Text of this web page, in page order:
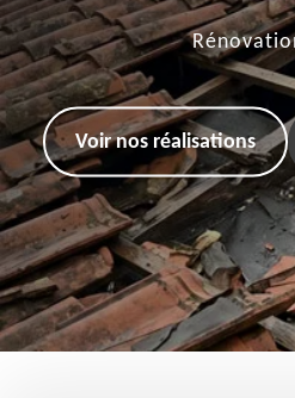
Voir nos réalisations